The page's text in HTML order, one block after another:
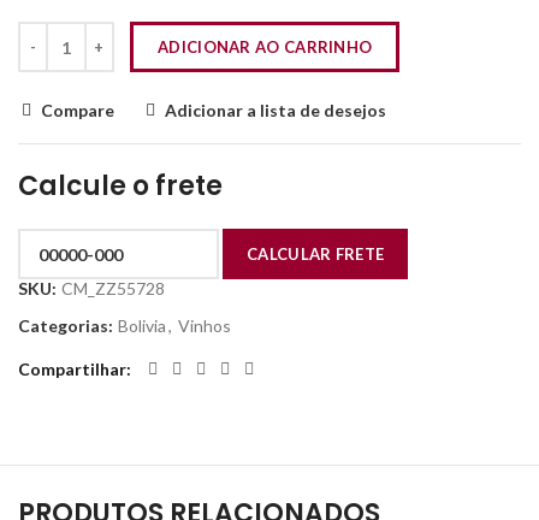
ADICIONAR AO CARRINHO
Compare Adicionar a lista de desejos
Calcule o frete
SKU: CM_ZZ55728
Categorias: Bolivia, Vinhos
Compartilhar